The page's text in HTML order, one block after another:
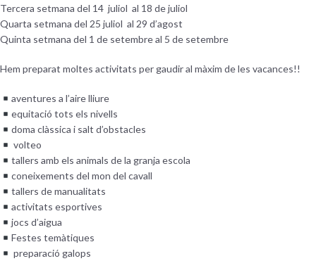
Tercera setmana del 14 juliol al 18 de juliol
Quarta setmana del 25 juliol al 29 d’agost
Quinta setmana del 1 de setembre al 5 de setembre
Hem preparat moltes activitats per gaudir al màxim de les vacances!!
aventures a l’aire lliure
equitació tots els nivells
doma clàssica i salt d’obstacles
volteo
tallers amb els animals de la granja escola
coneixements del mon del cavall
tallers de manualitats
activitats esportives
jocs d’aigua
Festes temàtiques
preparació galops